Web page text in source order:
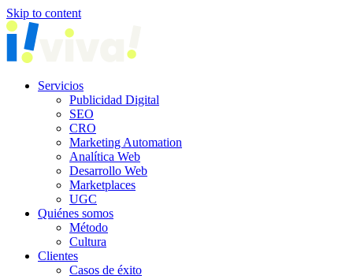
Skip to content
Servicios
Publicidad Digital
SEO
CRO
Marketing Automation
Analítica Web
Desarrollo Web
Marketplaces
UGC
Quiénes somos
Método
Cultura
Clientes
Casos de éxito